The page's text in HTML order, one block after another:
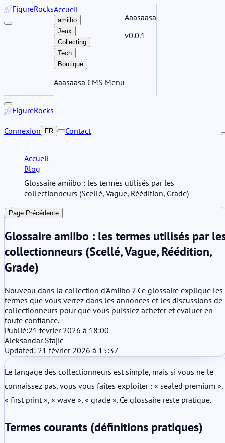
FigureRocksAccueil
amiibo
Jeux
Collecting
Tech
Boutique
Aaasaasa CMS Menu
Aaasaasa
v0.0.1
FigureRocks
Connexion FR Contact
Accueil
Blog
Glossaire amiibo : les termes utilisés par les
collectionneurs (Scellé, Vague, Réédition, Grade)
Page Précédente
Glossaire amiibo : les termes utilisés par
collectionneurs (Scellé, Vague, Réédition,
Grade)
Nouveau dans la collection d'Amiibo ? Ce glossaire explique les
termes que vous verrez dans les annonces et les discussions de
collectionneurs pour que vous puissiez acheter et évaluer en
toute confiance.
Publié:21 février 2026 à 18:00
Aleksandar Stajic
Updated: 21 février 2026 à 15:37
Le langage des collectionneurs est simple, mais si vous ne le
connaissez pas, vous vous faites exploiter : « sealed premium »,
« first print », « wave », « grade ». Ce glossaire reste pratique.
Termes courants (définitions pratiques)